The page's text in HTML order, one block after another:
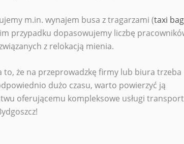
m.in. wynajem busa z tragarzami (taxi
przypadku dopasowujemy liczbę
z relokacją mienia.
to, że na przeprowadzkę firmy lub biura trzeba
dużo czasu, warto powierzyć ją
oferującemu kompleksowe usługi